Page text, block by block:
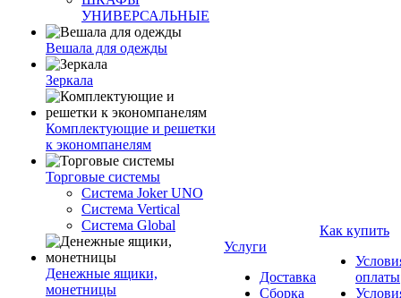
УНИВЕРСАЛЬНЫЕ
Вешала для одежды
Зеркала
Комплектующие и решетки
к экономпанелям
Торговые системы
Система Joker UNO
Система Vertical
Система Global
Денежные ящики,
монетницы
Услуги
Доставка
Сборка
Как купить
оплаты